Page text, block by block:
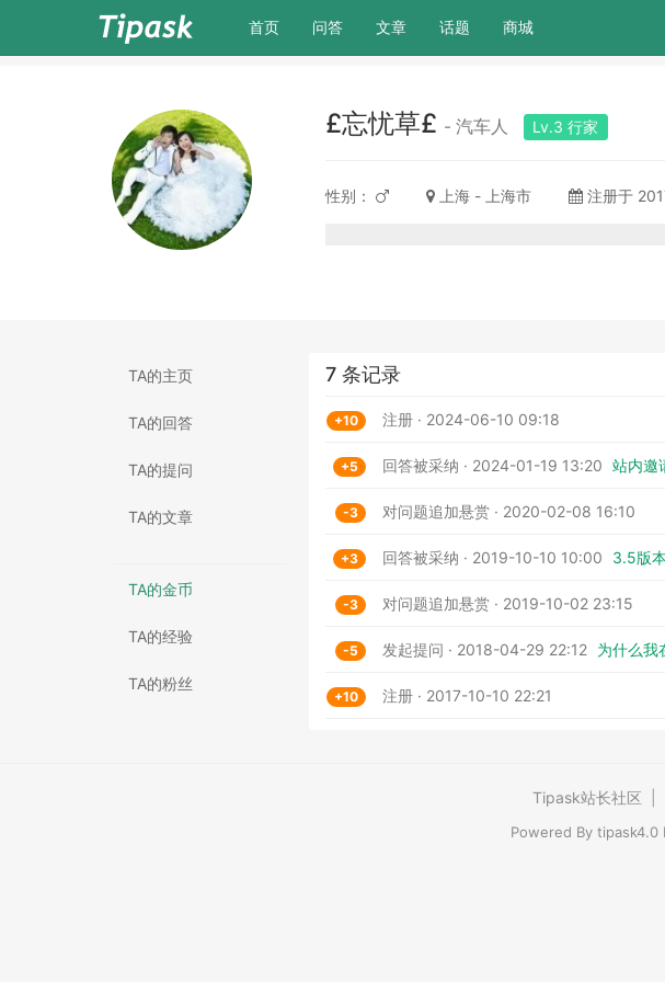
首页(current)
问答 文章 话题 商城
£忘忧草£ - 汽车人 Lv.3 行家
性别： 上海 - 上海市 注册于
TA的主页
TA的回答
TA的提问
TA的文章
TA的金币
TA的经验
TA的粉丝
7 条记录
+10 注册 · 2024-06-10 09:18
+5 回答被采纳 · 2024-01-19 13:20 站内邀
-3 对问题追加悬赏 · 2020-02-08 16:10
+3 回答被采纳 · 2019-10-10 10:00 3.5版
-3 对问题追加悬赏 · 2019-10-02 23:15
-5 发起提问 · 2018-04-29 22:12 为什么我
+10 注册 · 2017-10-10 22:21
Tipask站长社区
Powered By tipask4.0